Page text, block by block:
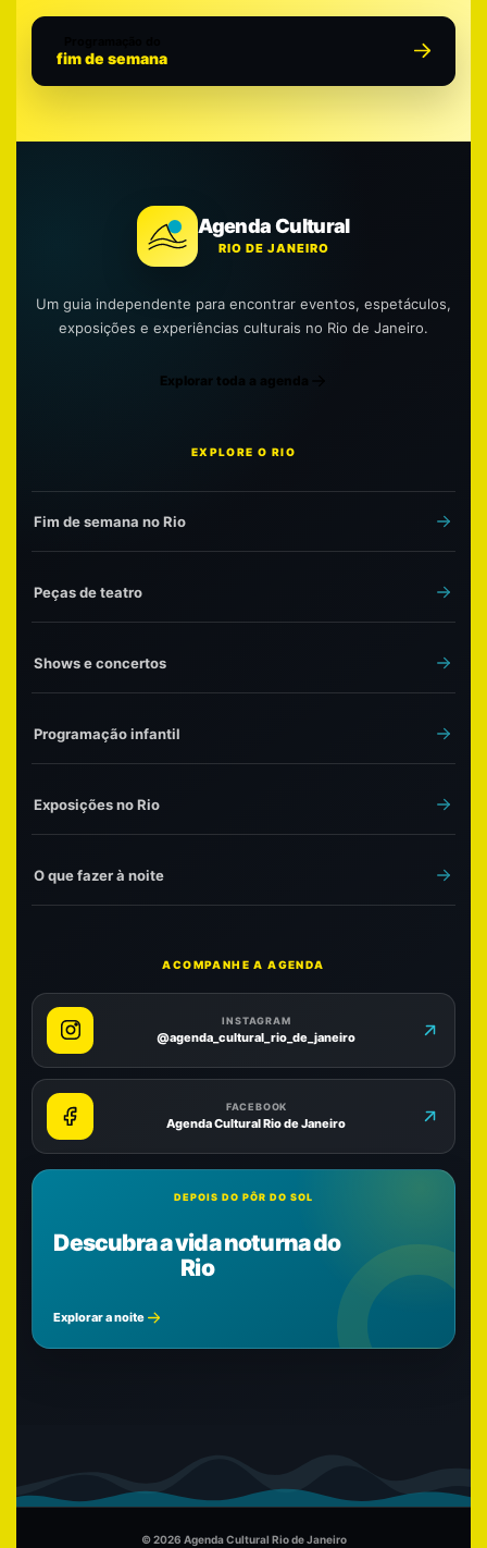
fim de semana
Agenda Cultural
RIO DE JANEIRO
Um guia independente para encontrar eventos, espetáculos,
exposições e experiências culturais no Rio de Janeiro.
Explorar toda a agenda
EXPLORE O RIO
Fim de semana no Rio
Peças de teatro
Shows e concertos
Programação infantil
Exposições no Rio
O que fazer à noite
ACOMPANHE A AGENDA
INSTAGRAM
@agenda_cultural_rio_de_janeiro
FACEBOOK
Agenda Cultural Rio de Janeiro
DEPOIS DO PÔR DO SOL
Descubra a vida noturna do
Rio
Explorar a noite
© 2026 Agenda Cultural Rio de Janeiro